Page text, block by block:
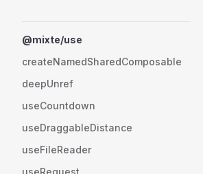
@mixte/use
createNamedSharedComposable
deepUnref
useCountdown
useDraggableDistance
useFileReader
useRequest